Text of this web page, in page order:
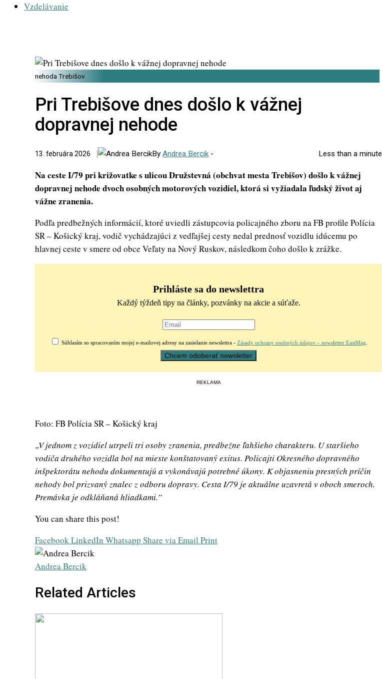
Vzdelávanie
nehoda Trebišov
Pri Trebišove dnes došlo k vážnej
dopravnej nehode
13. februára 2026 By Andrea Bercik - Less than a minute
Na ceste I/79 pri križovatke s ulicou Družstevná (obchvat mesta Trebišov) došlo k vážnej
dopravnej nehode dvoch osobných motorových vozidiel, ktorá si vyžiadala ľudský život aj
vážne zranenia.
Podľa predbežných informácií, ktoré uviedli zástupcovia policajného zboru na FB profile Polícia
SR – Košický kraj, vodič vychádzajúci z vedľajšej cesty nedal prednosť vozidlu idúcemu po
hlavnej ceste v smere od obce Veľaty na Nový Ruskov, následkom čoho došlo k zrážke.
Prihláste sa do newslettra
Každý týždeň tipy na články, pozvánky na akcie a súťaže.
Súhlasím so spracovaním mojej e-mailovej adresy na zasielanie newslettra - Zásady ochrany osobných údajov – newsletter EastMag
REKLAMA
Foto: FB Polícia SR – Košický kraj
„V jednom z vozidiel utrpeli tri osoby zranenia, predbežne ľahšieho charakteru. U staršieho
vodiča druhého vozidla bol na mieste konštatovaný exitus. Policajti Okresného dopravného
inšpektorátu nehodu dokumentujú a vykonávajú potrebné úkony. K objasneniu presných príčin
nehody bol prizvaný znalec z odboru dopravy. Cesta I/79 je aktuálne uzavretá v oboch smeroch.
Premávka je odkláňaná hliadkami.”
You can share this post!
FacebookLinkedIn Whatsapp Share via Email Print
Andrea Bercik
Related Articles